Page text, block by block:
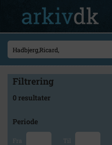
Filtrering
0 resultater
Periode
Fra Til